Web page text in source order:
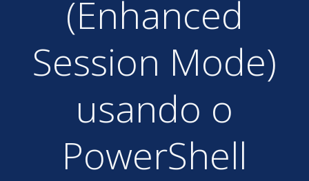
(Enhanced
Session Mode)
usando o
PowerShell